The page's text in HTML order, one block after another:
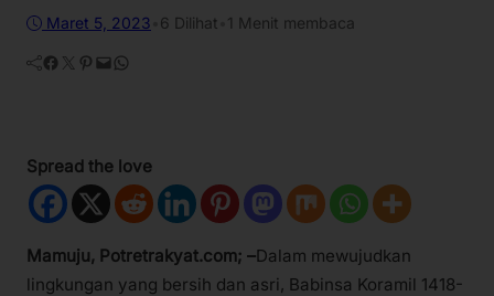
Maret 5, 2023 6 Dilihat 1 Menit membaca
Facebook Twitter Pinterest Mail WhatsApp
Spread the love
Mamuju, Potretrakyat.com; –Dalam mewujudkan
lingkungan yang bersih dan asri, Babinsa Koramil 1418-